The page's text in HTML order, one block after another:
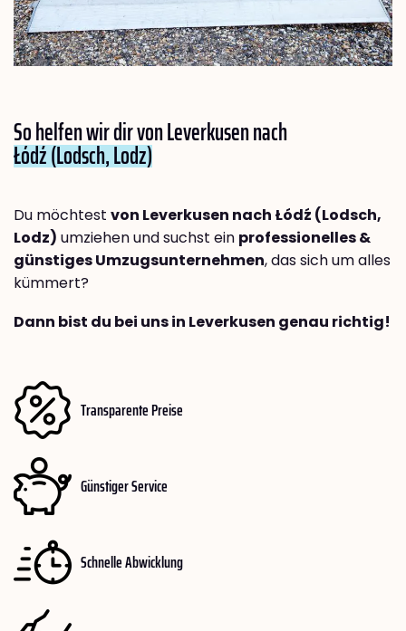
So helfen wir dir von Leverkusen nach
Łódź (Lodsch, Lodz)
Du möchtest von Leverkusen nach Łódź (Lodsch,
Lodz) umziehen und suchst ein professionelles &
günstiges Umzugsunternehmen, das sich um alles
kümmert?
Dann bist du bei uns in Leverkusen genau richtig!
Transparente Preise
Günstiger Service
Schnelle Abwicklung